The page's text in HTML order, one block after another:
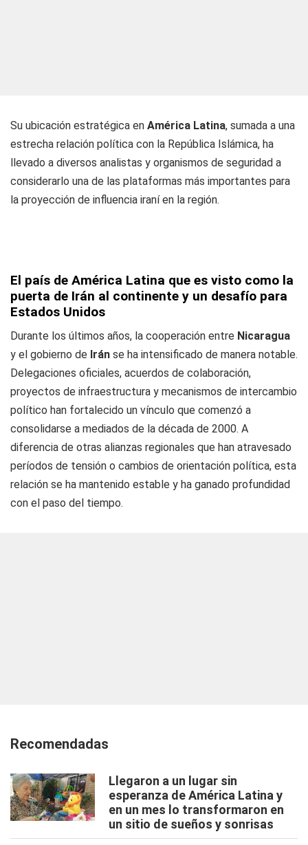
Su ubicación estratégica en América Latina, sumada a una
estrecha relación política con la República Islámica, ha
llevado a diversos analistas y organismos de seguridad a
considerarlo una de las plataformas más importantes para
la proyección de influencia iraní en la región.
El país de América Latina que es visto como la
puerta de Irán al continente y un desafío para
Estados Unidos
Durante los últimos años, la cooperación entre Nicaragua
y el gobierno de Irán se ha intensificado de manera notable.
Delegaciones oficiales, acuerdos de colaboración,
proyectos de infraestructura y mecanismos de intercambio
político han fortalecido un vínculo que comenzó a
consolidarse a mediados de la década de 2000. A
diferencia de otras alianzas regionales que han atravesado
períodos de tensión o cambios de orientación política, esta
relación se ha mantenido estable y ha ganado profundidad
con el paso del tiempo.
Recomendadas
Llegaron a un lugar sin
esperanza de América Latina y
en un mes lo transformaron en
un sitio de sueños y sonrisas